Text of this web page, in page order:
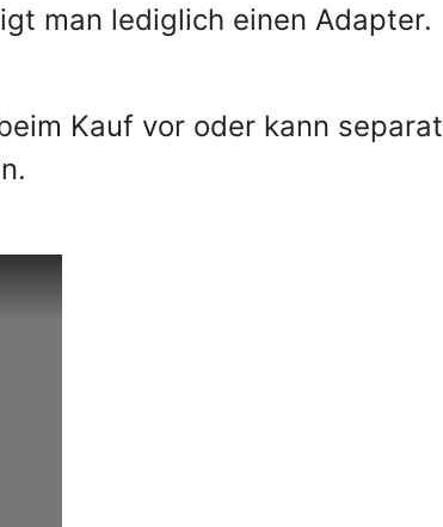
man lediglich einen Adapter.
Kauf vor oder kann separat